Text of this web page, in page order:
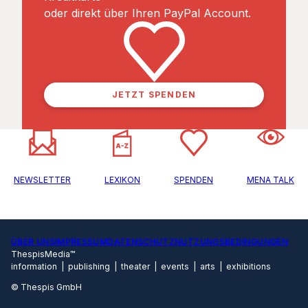
oder direkt über Ihren PayPal Account.
JETZT SPENDEN
NEWSLETTER LEXIKON SPENDEN MENA TALK
ÜBER UNSIMPRESSUMDATENSCHUTZNUTZUNGSBEDINGUNGEN
ThespisMedia™
information | publishing | theater | events | arts | exhibitions
© Thespis GmbH